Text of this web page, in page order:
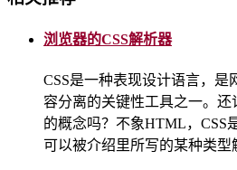
浏览器的CSS解析器
CSS是一种表现设计语言，是
容分离的关键性工具之一。
的概念吗？不象HTML，CSS
可以被介绍里所写的某种类